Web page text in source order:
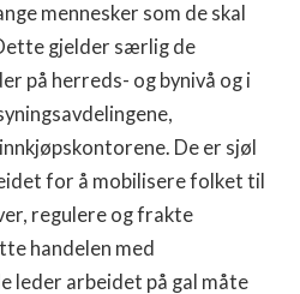
mennesker som de skal
gjelder særlig de
på herreds- og bynivå og i
De er sjøl
for å mobilisere folket til
regulere og frakte
handelen med
leder arbeidet på gal måte